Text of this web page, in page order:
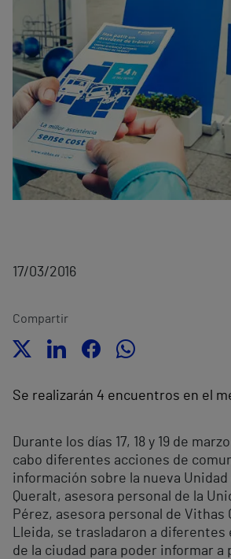
17/03/2016
Compartir
Se realizarán 4 encuentros en el
Durante los días 17, 18 y 19 de
cabo diferentes acciones de
información sobre la nueva
Queralt, asesora personal de la
Pérez, asesora personal de Vithas
Lleida, se trasladaron a diferentes
de la ciudad para poder informar a